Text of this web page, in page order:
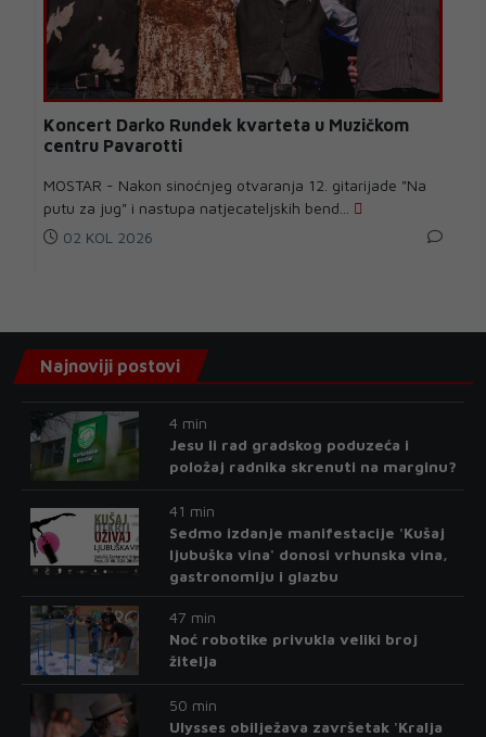
Koncert Darko Rundek kvarteta u Muzičkom
centru Pavarotti
MOSTAR - Nakon sinoćnjeg otvaranja 12. gitarijade "Na
putu za jug" i nastupa natjecateljskih bend...
02 KOL 2026
Najnoviji postovi
4 min
Jesu li rad gradskog poduzeća i
položaj radnika skrenuti na marginu?
41 min
Sedmo izdanje manifestacije 'Kušaj
ljubuška vina' donosi vrhunska vina,
gastronomiju i glazbu
47 min
Noć robotike privukla veliki broj
žitelja
50 min
Ulysses obilježava završetak 'Kralja